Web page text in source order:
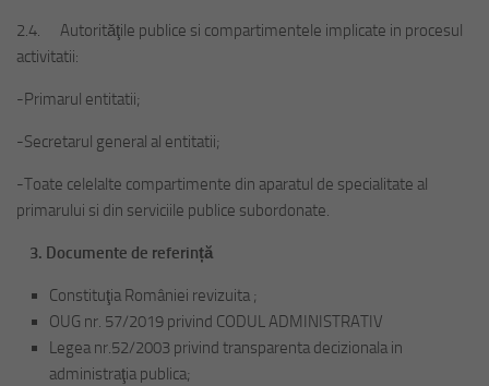
2.4. Autorităţile publice si compartimentele implicate in procesul
activitatii:
-Primarul entitatii;
-Secretarul general al entitatii;
-Toate celelalte compartimente din aparatul de specialitate al
primarului si din serviciile publice subordonate.
3. Documente de referință
Constituţia României revizuita ;
OUG nr. 57/2019 privind CODUL ADMINISTRATIV
Legea nr.52/2003 privind transparenta decizionala in
administraţia publica;